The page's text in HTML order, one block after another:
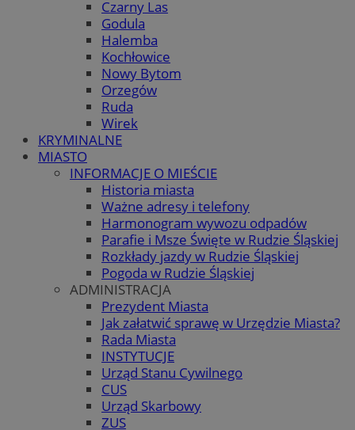
Czarny Las
Godula
Halemba
Kochłowice
Nowy Bytom
Orzegów
Ruda
Wirek
KRYMINALNE
MIASTO
INFORMACJE O MIEŚCIE
Historia miasta
Ważne adresy i telefony
Harmonogram wywozu odpadów
Parafie i Msze Święte w Rudzie Śląskiej
Rozkłady jazdy w Rudzie Śląskiej
Pogoda w Rudzie Śląskiej
ADMINISTRACJA
Prezydent Miasta
Jak załatwić sprawę w Urzędzie Miasta?
Rada Miasta
INSTYTUCJE
Urząd Stanu Cywilnego
CUS
Urząd Skarbowy
ZUS